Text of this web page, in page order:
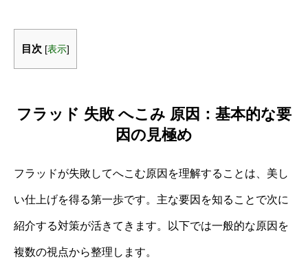
目次 [表示]
フラッド 失敗 へこみ 原因：基本的な要
因の見極め
フラッドが失敗してへこむ原因を理解することは、美し
い仕上げを得る第一歩です。主な要因を知ることで次に
紹介する対策が活きてきます。以下では一般的な原因を
複数の視点から整理します。